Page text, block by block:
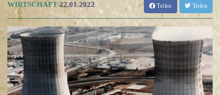
WIRTSCHAFT 22.01.2022 Teilen Teilen